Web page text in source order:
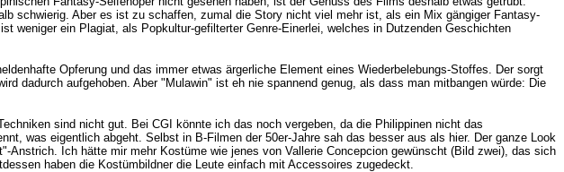
schwierig. Aber es ist zu schaffen, zumal die Story nicht viel mehr ist, als ein Mix gängiger Fantasy-
weniger ein Plagiat, als Popkultur-gefilterter Genre-Einerlei, welches in Dutzenden Geschichten
Opferung und das immer etwas ärgerliche Element eines Wiederbelebungs-Stoffes. Der sorgt
dadurch aufgehoben. Aber "Mulawin" ist eh nie spannend genug, als dass man mitbangen würde: Die
sind nicht gut. Bei CGI könnte ich das noch vergeben, da die Philippinen nicht das
was eigentlich abgeht. Selbst in B-Filmen der 50er-Jahre sah das besser aus als hier. Der ganze Look
Anstrich. Ich hätte mir mehr Kostüme wie jenes von Vallerie Concepcion gewünscht (Bild zwei), das sich
haben die Kostümbildner die Leute einfach mit Accessoires zugedeckt.